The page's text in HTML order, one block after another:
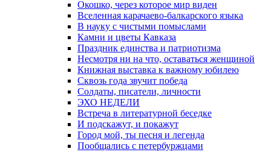
Окошко, через которое мир виден
Вселенная карачаево-балкарского языка
В науку с чистыми помыслами
Камни и цветы Кавказа
Праздник единства и патриотизма
Несмотря ни на что, оставаться женщиной
Книжная выставка к важному юбилею
Сквозь года звучит победа
Солдаты, писатели, личности
ЭХО НЕДЕЛИ
Встреча в литературной беседке
И подскажут, и покажут
Город мой, ты песня и легенда
Пообщались с петербуржцами